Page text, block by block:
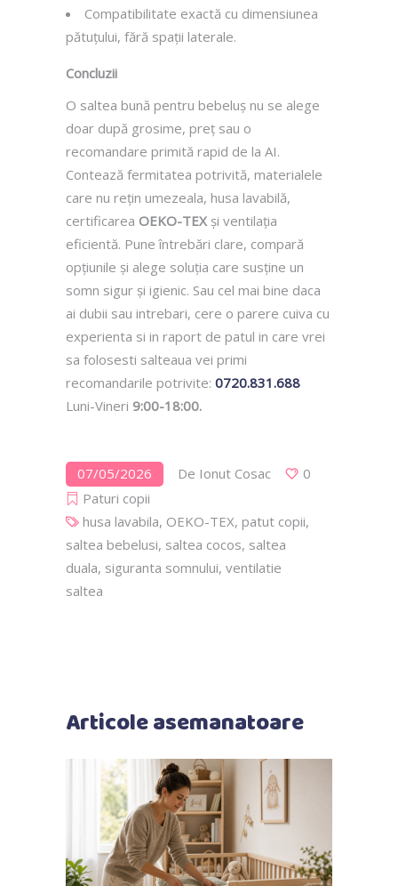
Compatibilitate exactă cu dimensiunea
pătuțului, fără spații laterale.
Concluzii
O saltea bună pentru bebeluș nu se alege
doar după grosime, preț sau o
recomandare primită rapid de la AI.
Contează fermitatea potrivită, materialele
care nu rețin umezeala, husa lavabilă,
certificarea OEKO-TEX și ventilația
eficientă. Pune întrebări clare, compară
opțiunile și alege soluția care susține un
somn sigur și igienic. Sau cel mai bine daca
ai dubii sau intrebari, cere o parere cuiva cu
experienta si in raport de patul in care vrei
sa folosesti salteaua vei primi
recomandarile potrivite: 0720.831.688
Luni-Vineri 9:00-18:00.
07/05/2026 De Ionut Cosac
0
Paturi copii
husa lavabila, OEKO-TEX, patut copii,
saltea bebelusi, saltea cocos, saltea
duala, siguranta somnului, ventilatie
saltea
Articole asemanatoare